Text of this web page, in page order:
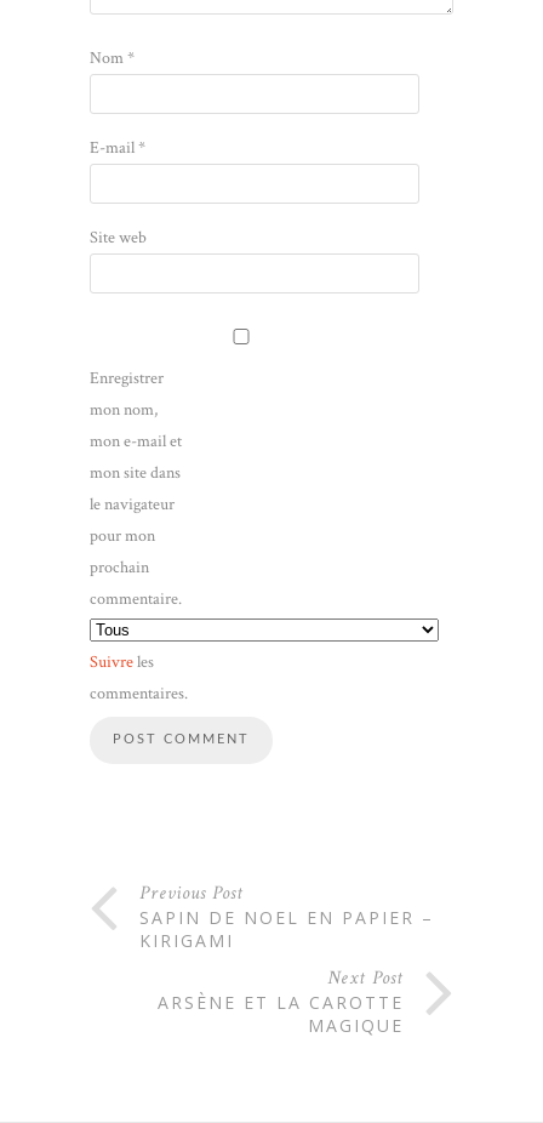
Nom*
E-mail*
Site web
Enregistrer
mon nom,
mon e-mail et
mon site dans
le navigateur
pour mon
prochain
commentaire.
Suivreles
commentaires.
Previous Post
SAPIN DE NOEL EN PAPIER –
KIRIGAMI
Next Post
ARSÈNE ET LA CAROTTE
MAGIQUE